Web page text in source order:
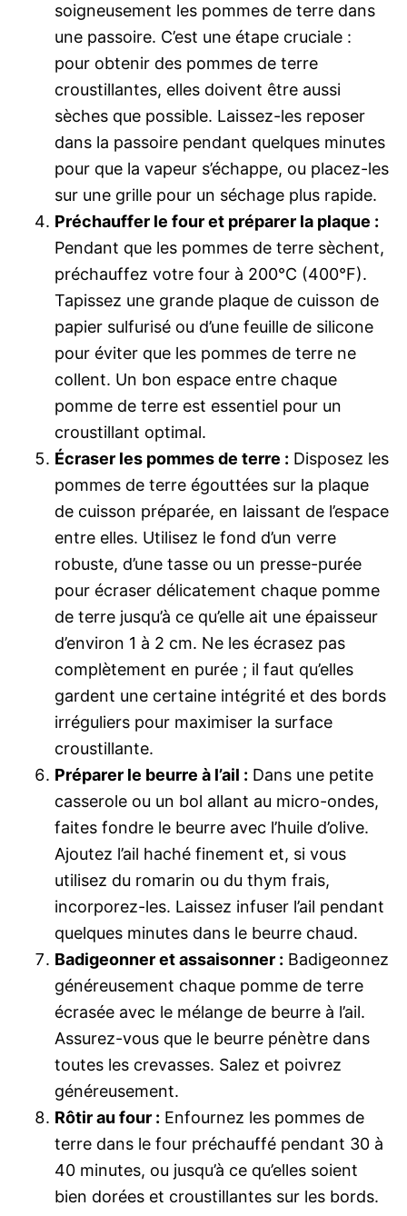
soigneusement les pommes de terre dans
une passoire. C’est une étape cruciale :
pour obtenir des pommes de terre
croustillantes, elles doivent être aussi
sèches que possible. Laissez-les reposer
dans la passoire pendant quelques minutes
pour que la vapeur s’échappe, ou placez-les
sur une grille pour un séchage plus rapide.
Préchauffer le four et préparer la plaque :
Pendant que les pommes de terre sèchent,
préchauffez votre four à 200°C (400°F).
Tapissez une grande plaque de cuisson de
papier sulfurisé ou d’une feuille de silicone
pour éviter que les pommes de terre ne
collent. Un bon espace entre chaque
pomme de terre est essentiel pour un
croustillant optimal.
Écraser les pommes de terre : Disposez les
pommes de terre égouttées sur la plaque
de cuisson préparée, en laissant de l’espace
entre elles. Utilisez le fond d’un verre
robuste, d’une tasse ou un presse-purée
pour écraser délicatement chaque pomme
de terre jusqu’à ce qu’elle ait une épaisseur
d’environ 1 à 2 cm. Ne les écrasez pas
complètement en purée ; il faut qu’elles
gardent une certaine intégrité et des bords
irréguliers pour maximiser la surface
croustillante.
Préparer le beurre à l’ail : Dans une petite
casserole ou un bol allant au micro-ondes,
faites fondre le beurre avec l’huile d’olive.
Ajoutez l’ail haché finement et, si vous
utilisez du romarin ou du thym frais,
incorporez-les. Laissez infuser l’ail pendant
quelques minutes dans le beurre chaud.
Badigeonner et assaisonner : Badigeonnez
généreusement chaque pomme de terre
écrasée avec le mélange de beurre à l’ail.
Assurez-vous que le beurre pénètre dans
toutes les crevasses. Salez et poivrez
généreusement.
Rôtir au four : Enfournez les pommes de
terre dans le four préchauffé pendant 30 à
40 minutes, ou jusqu’à ce qu’elles soient
bien dorées et croustillantes sur les bords.